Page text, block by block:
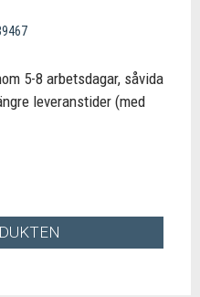
5-8 arbetsdagar, såvida
leveranstider (med